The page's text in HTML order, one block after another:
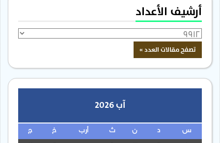
أرشيف الأعداد
آب 2026
س ن ث أرب خ ج